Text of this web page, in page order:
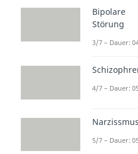
überein.
was zu
und
Selbst
Bipolare
Störung
3/7 – Dauer:
4/7 – Dauer:
Narzissmus
5/7 – Dauer: